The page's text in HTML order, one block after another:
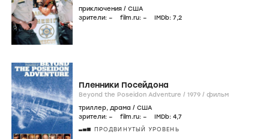
приключения / США
зрители: – film.ru: – IMDb: 7,2
Пленники Посейдона
Beyond the Poseidon Adventure / 1979 / фильм
триллер, драма / США
зрители: – film.ru: – IMDb: 4,7
ПРОДВИНУТЫЙ УРОВЕНЬ